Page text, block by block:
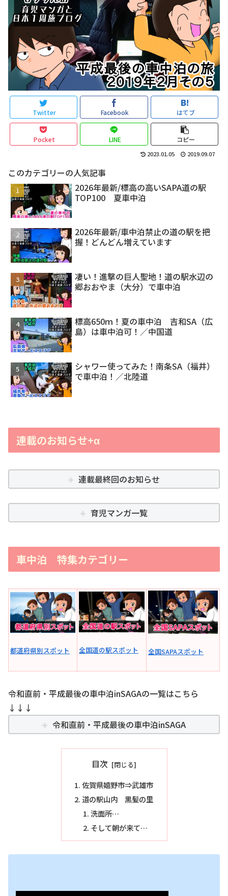
Twitter Facebook はてブ
Pocket LINE コピー
2023.01.05 2019.09.07
このカテゴリーの人気記事
2026年最新/標高の高いSAPA道の駅
TOP100 夏車中泊
2026年最新/車中泊禁止の道の駅を把
握！どんどん増えています
凄い！進撃の巨人聖地！道の駅水辺の
郷おおやま（大分）で車中泊
標高650ｍ！夏の車中泊 吉和SA（広
島）は車中泊可！／中国道
シャワー使ってみた！南条SA（福井）
で車中泊！／北陸道
連載のお知らせ+α
連載最終回のお知らせ
育児マンガ一覧
車中泊 特集カテゴリー
都道府県別スポット 全国道の駅スポット 全国SAPAスポット
令和直前・平成最後の車中泊inSAGAの一覧はこちら
↓↓↓
令和直前・平成最後の車中泊inSAGA
目次
佐賀県嬉野市⇒武雄市
道の駅山内 黒髪の里
洗面所…
そして朝が来て…